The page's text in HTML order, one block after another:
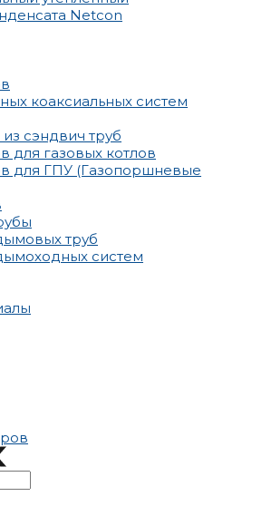
Netcon
коаксиальных систем
сэндвич труб
газовых котлов
для ГПУ (Газопоршневые
труб
систем